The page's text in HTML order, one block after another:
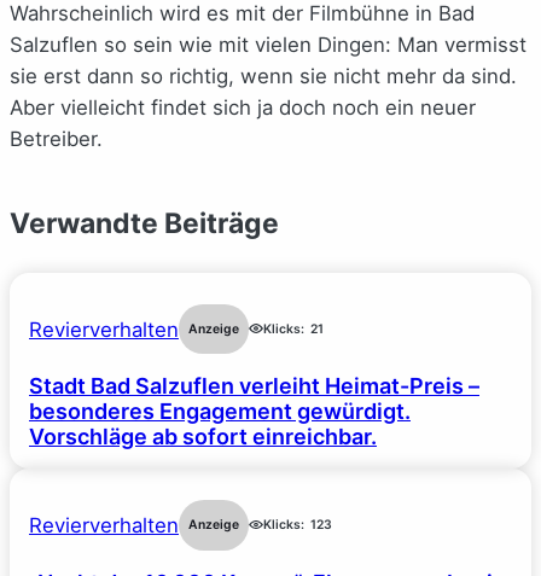
Wahrscheinlich wird es mit der Filmbühne in Bad
Salzuflen so sein wie mit vielen Dingen: Man vermisst
sie erst dann so richtig, wenn sie nicht mehr da sind.
Aber vielleicht findet sich ja doch noch ein neuer
Betreiber.
Verwandte Beiträge
Revierverhalten Anzeige Klicks: 21
Stadt Bad Salzuflen verleiht Heimat-Preis –
besonderes Engagement gewürdigt.
Vorschläge ab sofort einreichbar.
Revierverhalten Anzeige Klicks: 123